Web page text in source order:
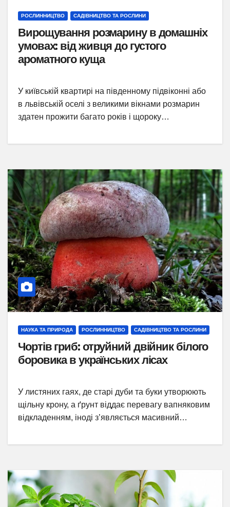
РОСЛИННИЦТВО САДІВНИЦТВО ТА РОСЛИНИ
Вирощування розмарину в домашніх
умовах: від живця до густого
ароматного куща
У київській квартирі на південному підвіконні або
в львівській оселі з великими вікнами розмарин
здатен прожити багато років і щороку…
НАУКА ТА ПРИРОДА РОСЛИННИЦТВО САДІВНИЦТВО ТА РОСЛИНИ
Чортів гриб: отруйний двійник білого
боровика в українських лісах
У листяних гаях, де старі дуби та буки утворюють
щільну крону, а ґрунт віддає перевагу вапняковим
відкладенням, іноді з’являється масивний…